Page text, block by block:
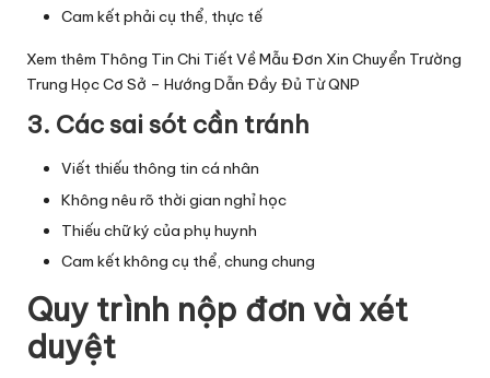
Cam kết phải cụ thể, thực tế
Xem thêm Thông Tin Chi Tiết Về Mẫu Đơn Xin Chuyển Trường
Trung Học Cơ Sở – Hướng Dẫn Đầy Đủ Từ QNP
3. Các sai sót cần tránh
Viết thiếu thông tin cá nhân
Không nêu rõ thời gian nghỉ học
Thiếu chữ ký của phụ huynh
Cam kết không cụ thể, chung chung
Quy trình nộp đơn và xét
duyệt